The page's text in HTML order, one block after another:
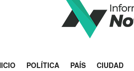
POLÍTICA PAÍS CIUDAD